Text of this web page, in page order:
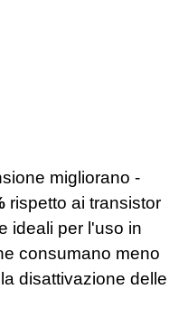
migliorano -
rispetto ai transistor
ideali per l'uso in
consumano meno
disattivazione delle